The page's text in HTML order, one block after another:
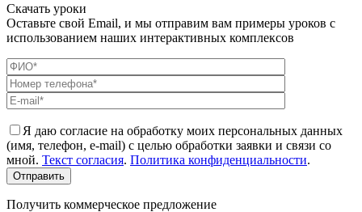
Скачать уроки
Оставьте свой Email, и мы отправим вам примеры уроков с
использованием наших интерактивных комплексов
Я даю согласие на обработку моих персональных данных
(имя, телефон, e-mail) с целью обработки заявки и связи со
мной. Текст согласия. Политика конфиденциальности.
Получить коммерческое предложение